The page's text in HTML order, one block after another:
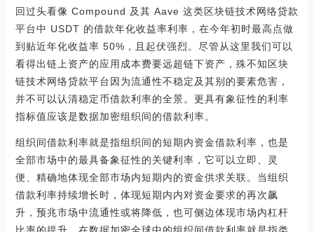
回过头看像 Compound 及其 Aave 这类区块链技术网络贷款
平台中 USDT 的借款年化收益率利率，在今年初时最高点做
到贴近年化收益率 50%，且起伏强烈。尽管从这里我们可以
看得出链上资产的应用成本费要远超链下资产，殊不知区块
链技术网络贷款平台因为流通性不稳定及其别的要素危害，
并不可以认清稳定币借款利率的全景。更具有象征性的利率
指标值应该是数据加密组织间的借款利率。
组织间借款利率就是指组织间的短期内资金借款利率，也是
全部市场中的最具备象征性的关键利率，它可以立即、灵
便、精确地体现全部市场内短期内的资金供求关联。当组织
借款利率持续增长时，体现短期内内对资金要求的再次飙
升，预兆市场中流通性或将降低，也可侧边体现市场内杠杆